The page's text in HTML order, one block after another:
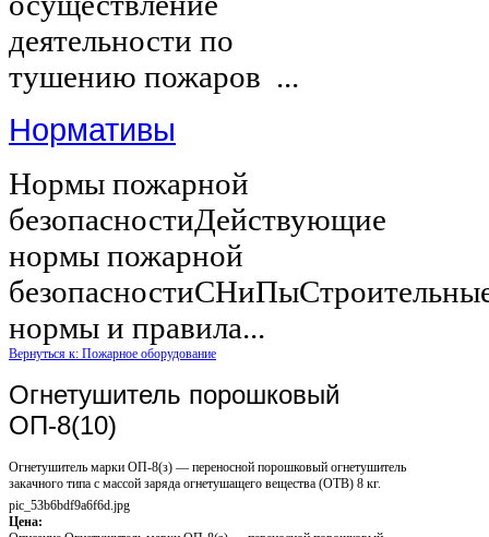
деятельности по
тушению пожаров ...
Нормативы
Нормы пожарной
безопасностиДействующие
нормы пожарной
нормы и правила...
Вернуться к: Пожарное оборудование
Огнетушитель порошковый
ОП-8(10)
Огнетушитель марки ОП-8(з) — переносной порошковый огнетушитель
закачного типа с массой заряда огнетушащего вещества (ОТВ) 8 кг.
pic_53b6bdf9a6f6d.jpg
Цена: